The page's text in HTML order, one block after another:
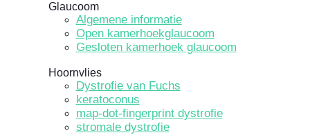
Glaucoom
Algemene informatie
Open kamerhoekglaucoom
Gesloten kamerhoek glaucoom
Hoornvlies
Dystrofie van Fuchs
keratoconus
map-dot-fingerprint dystrofie
stromale dystrofie